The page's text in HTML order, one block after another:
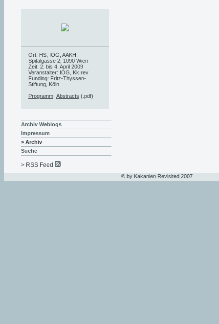
Ort: HS, IOG, AAKH,
Spitalgasse 2, 1090 Wien
Zeit: 2. bis 4. April 2009
Veranstalter: IOG, Kk.rev
Funding: Fritz-Thyssen-
Stiftung, Köln
Programm Abstracts (.pdf)
Archiv Weblogs
Impressum
> Archiv
Suche
> RSS Feed
© by Kakanien Revisited 2007